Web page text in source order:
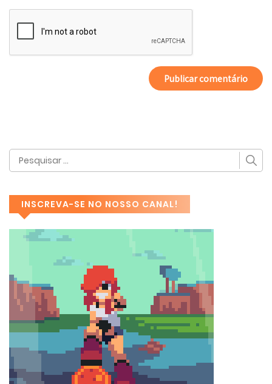
INSCREVA-SE NO NOSSO CANAL!